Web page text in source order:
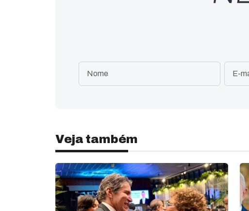
Veja também